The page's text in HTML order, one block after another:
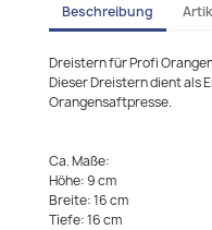
Beschreibung
Dreistern für Profi
Dieser Dreistern dient als
Orangensaftpresse.
Ca. Maße:
Höhe: 9 cm
Breite: 16 cm
Tiefe: 16 cm